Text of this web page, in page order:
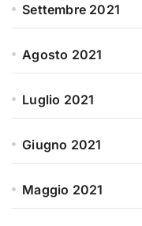
Settembre 2021
Agosto 2021
Luglio 2021
Giugno 2021
Maggio 2021